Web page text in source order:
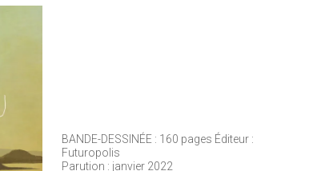
BANDE-DESSINÉE : 160 pages Éditeur :
Futuropolis
Parution : janvier 2022